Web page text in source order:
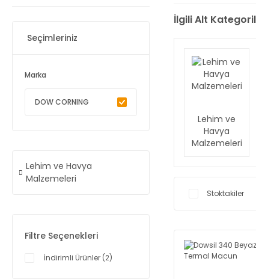
Seçimleriniz
Marka
DOW CORNING
Lehim ve Havya
Malzemeleri
Filtre Seçenekleri
İndirimli Ürünler (2)
İlgili Alt
Lehim ve
Havya
Malzemeleri
Stoktakiler